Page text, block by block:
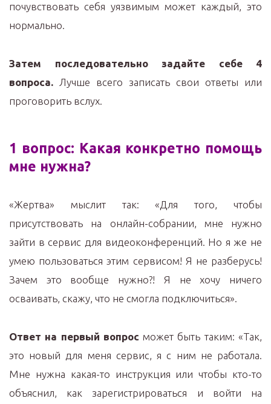
почувствовать себя уязвимым может каждый, это
нормально.
Затем последовательно задайте себе 4
вопроса. Лучше всего записать свои ответы или
проговорить вслух.
1 вопрос: Какая конкретно помощь
мне нужна?
«Жертва» мыслит так: «Для того, чтобы
присутствовать на онлайн-собрании, мне нужно
зайти в сервис для видеоконференций. Но я же не
умею пользоваться этим сервисом! Я не разберусь!
Зачем это вообще нужно?! Я не хочу ничего
осваивать, скажу, что не смогла подключиться».
Ответ на первый вопрос может быть таким: «Так,
это новый для меня сервис, я с ним не работала.
Мне нужна какая-то инструкция или чтобы кто-то
объяснил, как зарегистрироваться и войти на